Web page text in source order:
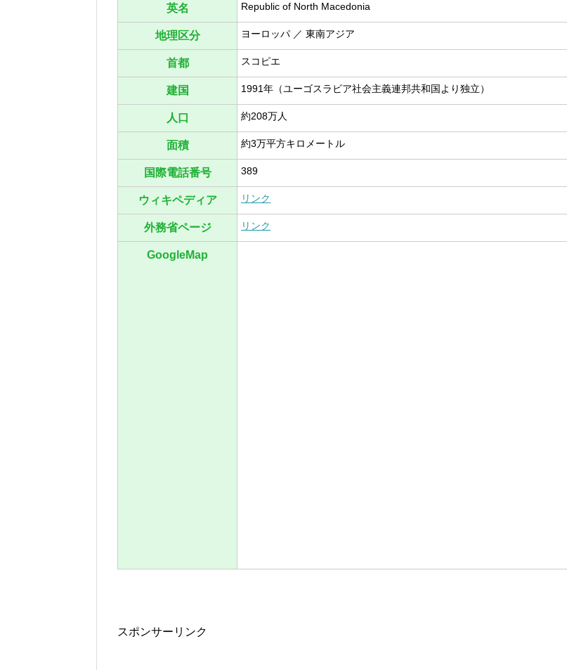
英名 Republic of North Macedonia
地理区分 ヨーロッパ ／ 東南アジア
首都 スコピエ
建国 1991年（ユーゴスラビア社会主義連邦共和国より独立）
人口 約208万人
面積 約3万平方キロメートル
国際電話番号 389
ウィキペディア リンク
外務省ページ リンク
GoogleMap
スポンサーリンク